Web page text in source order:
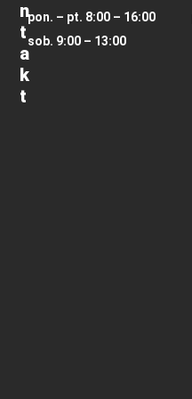
N
T
A
K
T
pon. – pt. 8:00 – 16:00
sob. 9:00 – 13:00